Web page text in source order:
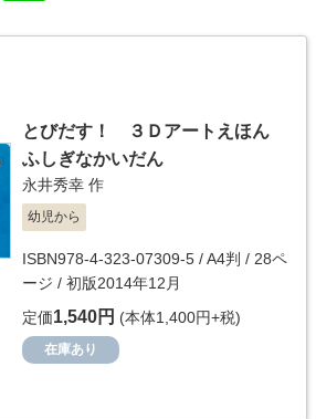
とびだす！ ３Ｄアートえほん
ふしぎなかいだん
永井秀幸 作
幼児から
ISBN978-4-323-07309-5 / A4判 / 28ペ
ージ / 初版2014年12月
定価1,540円 (本体1,400円+税)
在庫あり